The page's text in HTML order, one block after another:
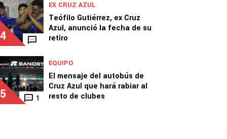
4
EX CRUZ AZUL
Teófilo Gutiérrez, ex Cruz
Azul, anunció la fecha de su
retiro
5 1
EQUIPO
El mensaje del autobús de
Cruz Azul que hará rabiar al
resto de clubes